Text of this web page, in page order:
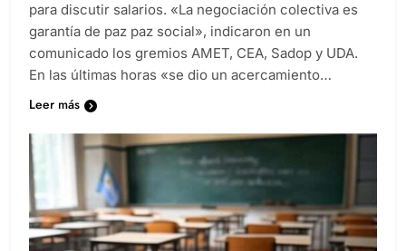
para discutir salarios. «La negociación colectiva es
garantía de paz paz social», indicaron en un
comunicado los gremios AMET, CEA, Sadop y UDA.
En las últimas horas «se dio un acercamiento…
Leer más